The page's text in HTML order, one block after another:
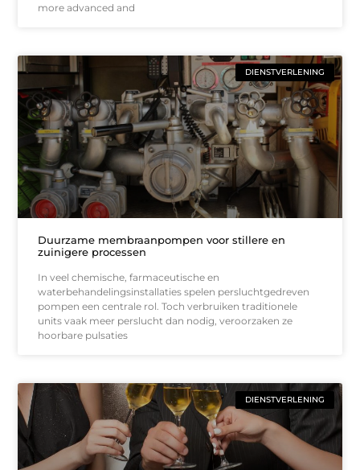
more advanced and
DIENSTVERLENING
Duurzame membraanpompen voor stillere en
zuinigere processen
In veel chemische, farmaceutische en
waterbehandelingsinstallaties spelen persluchtgedreven
pompen een centrale rol. Toch verbruiken traditionele
units vaak meer perslucht dan nodig, veroorzaken ze
hoorbare pulsaties
DIENSTVERLENING